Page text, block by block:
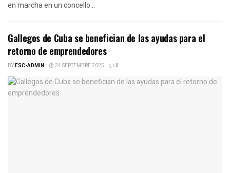
en marcha en un concello...
Gallegos de Cuba se benefician de las ayudas para el
retorno de emprendedores
BYESC-ADMIN 24 SEPTEMBRE 2025 0